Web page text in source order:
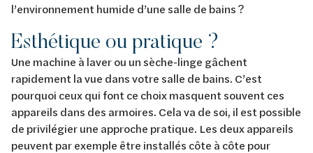
l’environnement humide d’une salle de bains ?
Esthétique ou pratique ?
Une machine à laver ou un sèche-linge gâchent
rapidement la vue dans votre salle de bains. C’est
pourquoi ceux qui font ce choix masquent souvent ces
appareils dans des armoires. Cela va de soi, il est possible
de privilégier une approche pratique. Les deux appareils
peuvent par exemple être installés côte à côte pour